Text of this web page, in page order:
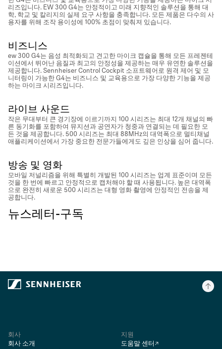
리즈입니다. EW 300 G4는 안정적이고 미래 지향적인 솔루션을 통해 대
학, 학교 및 칼리지의 실제 요구 사항을 충족합니다. 모든 제품은 다수의 사
용자를 위해 조작 용이성에 100% 초점이 맞춰져 있습니다.
비즈니스
ew 300 G4는 음성 최적화되고 견고한 마이크 캡슐을 통해 모든 프레젠테
이션에서 뛰어난 음질과 최고의 안정성을 제공하는 매우 유연한 솔루션을
제공합니다. Sennheiser Control Cockpit 소프트웨어로 원격 제어 및 모
니터링이 가능한 G4는 비즈니스 및 교육용으로 가장 다양한 기능을 제공
하는 마이크 시리즈입니다.
라이브 사운드
작은 무대부터 큰 경기장에 이르기까지 100 시리즈는 최대 12개 채널의 빠
른 동기화를 포함하여 뮤지션과 공연자가 청중과 연결되는 데 필요한 모
든 것을 제공합니다. 500 시리즈는 최대 88MHz의 대역폭으로 멀티채널
애플리케이션에서 가장 중요한 전문가들에게도 깊은 인상을 심어 줍니다.
방송 및 영화
모바일 저널리즘을 위해 특별히 개발된 100 시리즈는 업계 표준이며 모든
것을 한 번에 빠르고 안정적으로 캡처해야 할 때 사용됩니다. 높은 대역폭
으로 완전히 새로운 500 시리즈는 대형 영화 촬영에 안정적인 전송을 제
공합니다.
뉴스레터-구독
회사
회사 소개
지원
도움말 센터